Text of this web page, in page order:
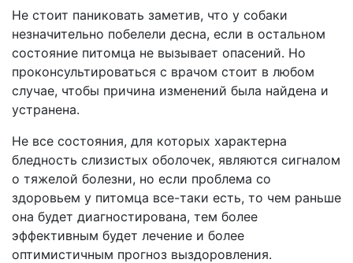
Не стоит паниковать заметив, что у собаки
незначительно побелели десна, если в остальном
состояние питомца не вызывает опасений. Но
проконсультироваться с врачом стоит в любом
случае, чтобы причина изменений была найдена и
устранена.
Не все состояния, для которых характерна
бледность слизистых оболочек, являются сигналом
о тяжелой болезни, но если проблема со
здоровьем у питомца все-таки есть, то чем раньше
она будет диагностирована, тем более
эффективным будет лечение и более
оптимистичным прогноз выздоровления.